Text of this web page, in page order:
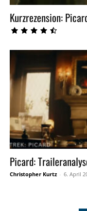
Kurzrezension:
Picard:
Christopher Kurtz - 6. April